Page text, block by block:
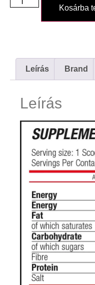
Kosárba
Leírás Brand
Leírás